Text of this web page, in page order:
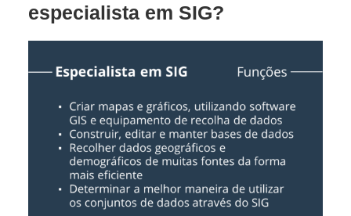
especialista em SIG?